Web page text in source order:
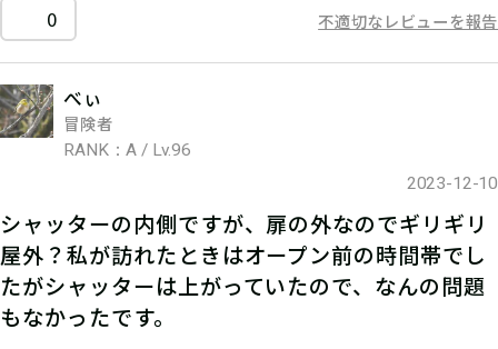
0 不適切なレビューを報告
べぃ
冒険者
RANK：A / Lv.96
2023-12-10
シャッターの内側ですが、扉の外なのでギリギリ
屋外？私が訪れたときはオープン前の時間帯でし
たがシャッターは上がっていたので、なんの問題
もなかったです。